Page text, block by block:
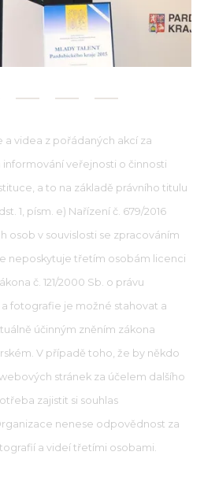
videa z pořádaných akcí za
veřejnosti o činnosti
a to na základě právního titulu
1, písm. e) Nařízení č. 679/2016
osob v souvislosti se zpracováním
neposkytuje třetím osobám licenci
č. 121/2000 Sb. o právu
fotografie je možné stahovat a
účinným zněním zákona
V případě toho, že by někdo
stránek za účelem dalšího
zajistit si souhlas
nenese odpovědnost za
a videí třetími osobami.